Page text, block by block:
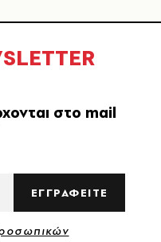
στο mail
ΕΓΓΡΑΦΕΙΤΕ